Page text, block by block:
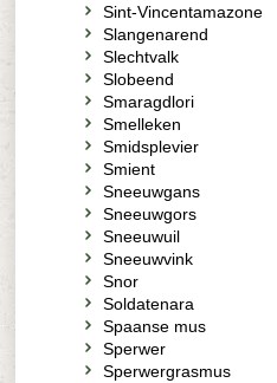
Sint-Vincentamazone
Slangenarend
Slechtvalk
Slobeend
Smaragdlori
Smelleken
Smidsplevier
Smient
Sneeuwgans
Sneeuwgors
Sneeuwuil
Sneeuwvink
Snor
Soldatenara
Spaanse mus
Sperwer
Sperwergrasmus